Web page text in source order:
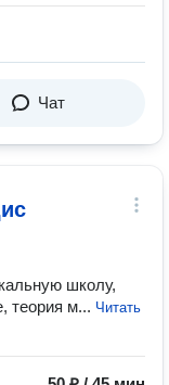
Чат
школу,
теория м... Читать